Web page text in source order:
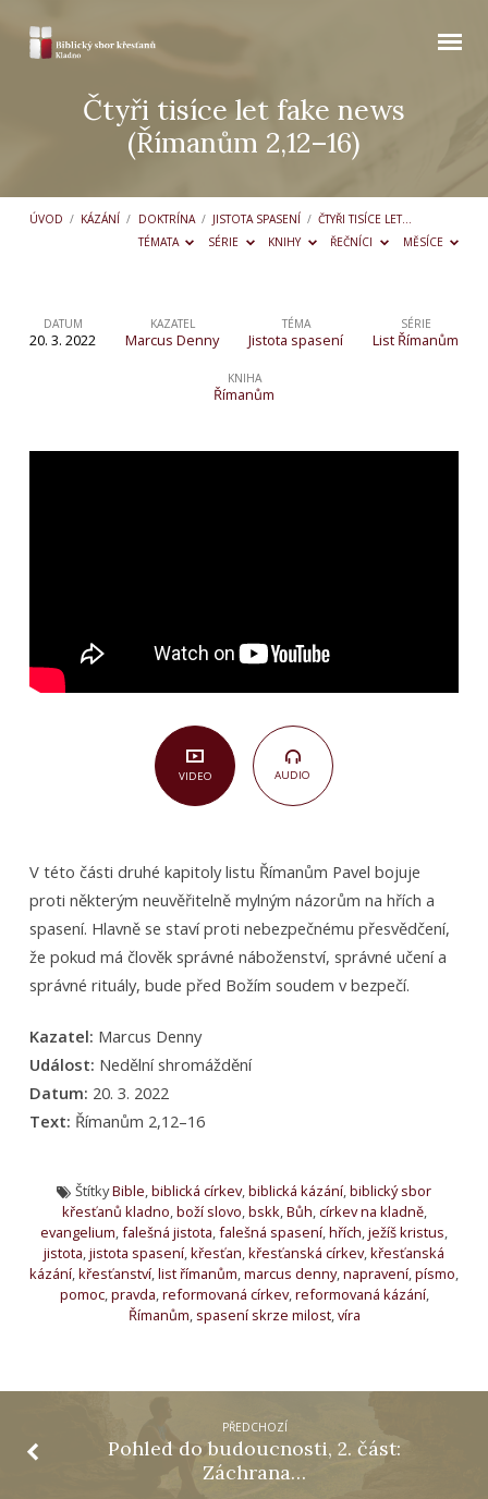
Čtyři tisíce let fake news
(Římanům 2,12–16)
ÚVOD / KÁZÁNÍ / DOKTRÍNA / JISTOTA SPASENÍ / ČTYŘI TISÍCE LET…
TÉMATA
SÉRIE KNIHY ŘEČNÍCI MĚSÍCE
Čtyři
fake
DATUM
20. 3. 2022
KAZATEL
Marcus Denny
TÉMA
Jistota spasení
SÉRIE
List Římanům
KNIHA
Římanům
VIDEO AUDIO
V této části druhé kapitoly listu Římanům Pavel bojuje
proti některým neuvěřitelně mylným názorům na hřích a
spasení. Hlavně se staví proti nebezpečnému přesvědčení,
že pokud má člověk správné náboženství, správné učení a
správné rituály, bude před Božím soudem v bezpečí.
Kazatel: Marcus Denny
Událost: Nedělní shromáždění
Datum: 20. 3. 2022
Text: Římanům 2,12–16
ŠtítkyBible,biblická církev,biblická kázání,biblický sbor
křesťanů kladno,boží slovo,bskk,Bůh,církev na kladně,
evangelium,falešná jistota,falešná spasení,hřích,ježíš kristus,
jistota,jistota spasení,křesťan,křesťanská církev,křesťanská
kázání,křesťanství,list římanům,marcus denny,napravení,písmo,
pomoc,pravda,reformovaná církev,reformovaná kázání,
Římanům, spasení skrze milost,víra
PŘEDCHOZÍ
Pohled do budoucnosti, 2. část:
Záchrana…